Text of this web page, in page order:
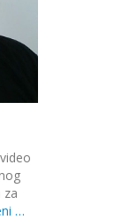
za
…